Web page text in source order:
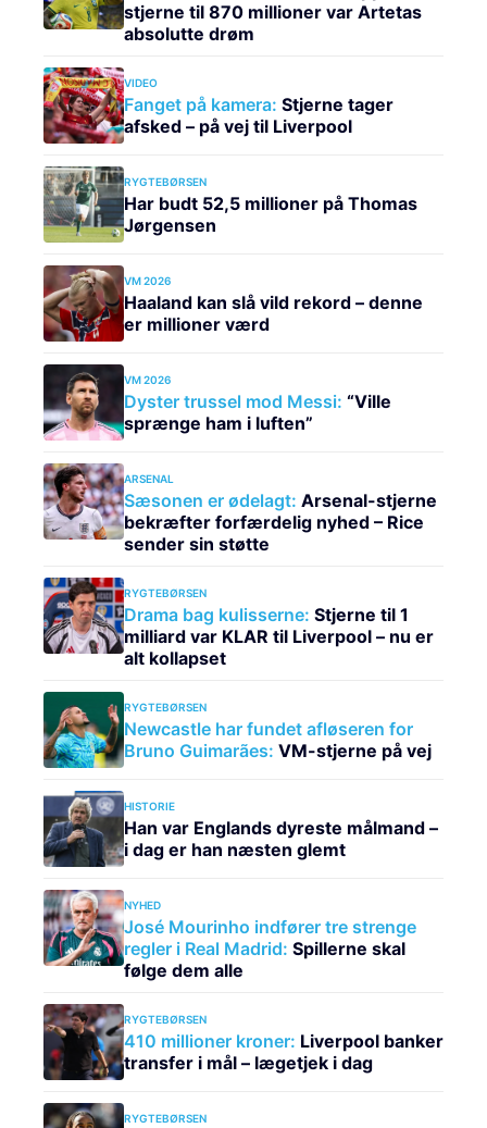
stjerne til 870 millioner var Artetas
absolutte drøm
VIDEO
Fanget på kamera: Stjerne tager
afsked – på vej til Liverpool
RYGTEBØRSEN
Har budt 52,5 millioner på Thomas
Jørgensen
VM 2026
Haaland kan slå vild rekord – denne
er millioner værd
VM 2026
Dyster trussel mod Messi: “Ville
sprænge ham i luften”
ARSENAL
Sæsonen er ødelagt: Arsenal-stjerne
bekræfter forfærdelig nyhed – Rice
sender sin støtte
RYGTEBØRSEN
Drama bag kulisserne: Stjerne til 1
milliard var KLAR til Liverpool – nu er
alt kollapset
RYGTEBØRSEN
Newcastle har fundet afløseren for
Bruno Guimarães: VM-stjerne på vej
HISTORIE
Han var Englands dyreste målmand –
i dag er han næsten glemt
NYHED
José Mourinho indfører tre strenge
regler i Real Madrid: Spillerne skal
følge dem alle
RYGTEBØRSEN
410 millioner kroner: Liverpool banker
transfer i mål – lægetjek i dag
RYGTEBØRSEN